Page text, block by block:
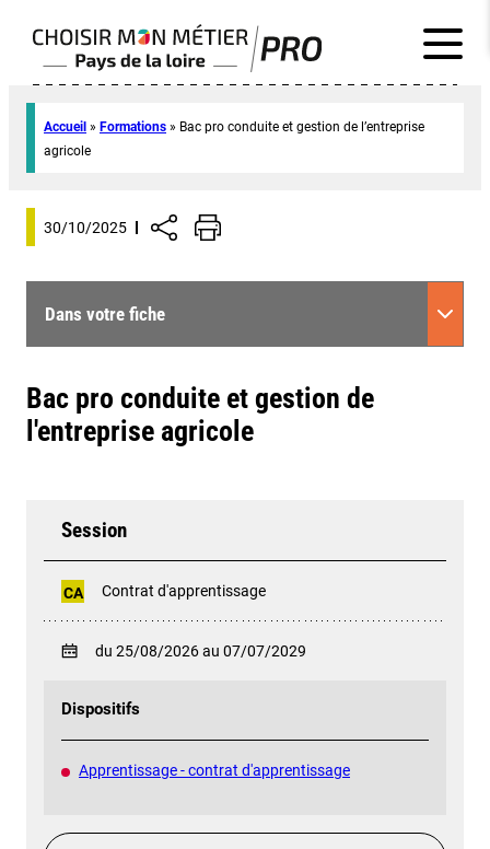
Accueil » Formations » Bac pro conduite et gestion de l’entreprise
agricole
30/10/2025
Dans votre fiche
Bac pro conduite et gestion de
l'entreprise agricole
Session
CA Contrat d'apprentissage
du 25/08/2026 au 07/07/2029
Dispositifs
Apprentissage - contrat d'apprentissage